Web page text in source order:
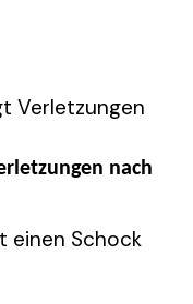
nach
einen Schock